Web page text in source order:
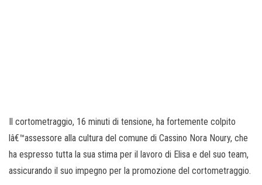
Il cortometraggio, 16 minuti di tensione, ha fortemente colpito
lâ€™assessore alla cultura del comune di Cassino Nora Noury, che
ha espresso tutta la sua stima per il lavoro di Elisa e del suo team,
assicurando il suo impegno per la promozione del cortometraggio.